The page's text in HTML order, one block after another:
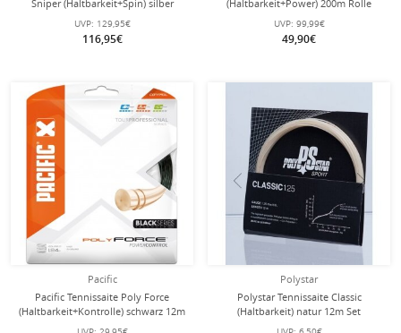
Sniper (Haltbarkeit+Spin) silber
200m Rolle
UVP: 129,95€
116,95€
(Haltbarkeit+Power) 200m Rolle
UVP: 99,99€
49,90€
Pacific
Pacific Tennissaite Poly Force
(Haltbarkeit+Kontrolle) schwarz 12m
Set
Polystar
Polystar Tennissaite Classic
(Haltbarkeit) natur 12m Set